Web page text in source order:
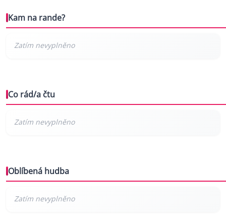
Kam na rande?
Co rád/a čtu
Oblíbená hudba